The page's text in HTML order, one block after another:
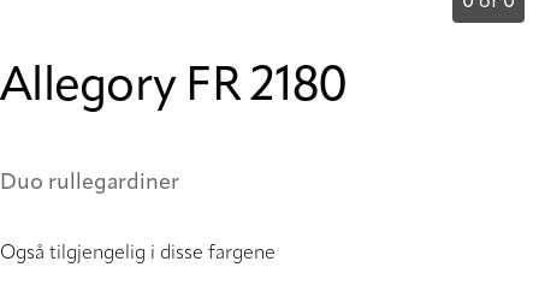
Allegory FR 2180
Duo rullegardiner
Også tilgjengelig i disse fargene